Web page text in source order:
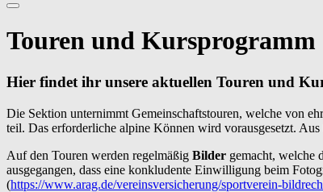
Touren und Kursprogramm
Hier findet ihr unsere aktuellen Touren und
Die Sektion unternimmt Gemeinschaftstouren, welche von
teil. Das erforderliche alpine Können wird vorausgesetzt.
Auf den Touren werden regelmäßig Bilder gemacht, welche
ausgegangen, dass eine konkludente Einwilligung beim
(https://www.arag.de/vereinsversicherung/sportverein-